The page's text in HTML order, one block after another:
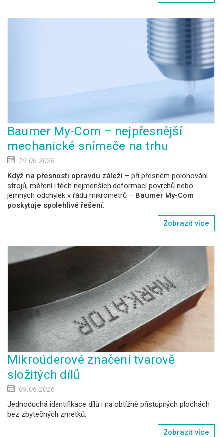
Baumer My-Com – nejpřesnější
mechanické snímače na trhu
19.06.2026
Když na přesnosti opravdu záleží – při přesném polohování
strojů, měření i těch nejmenších deformací povrchů nebo
jemných odchylek v řádu mikrometrů – Baumer My-Com
poskytuje spolehlivé řešení.
Zobrazit více
Mikroúderové značení tvarově
složitých dílů
09.06.2026
Jednoduchá identifikace dílů i na obtížně přístupných plochách
bez zbytečných zmetků.
Zobrazit více